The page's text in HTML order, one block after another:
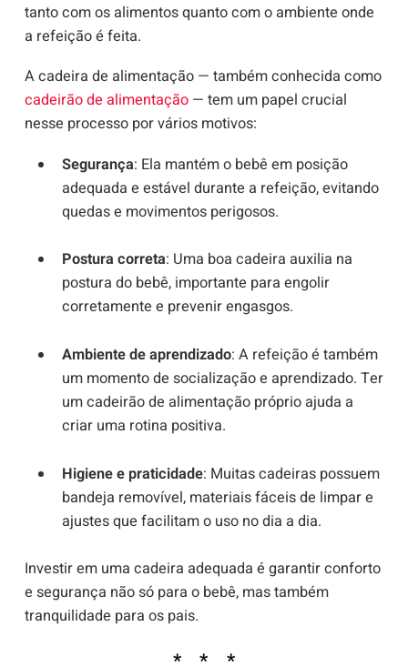
tanto com os alimentos quanto com o ambiente onde
a refeição é feita.
A cadeira de alimentação — também conhecida como
cadeirão de alimentação— tem um papel crucial
nesse processo por vários motivos:
Segurança: Ela mantém o bebê em posição
adequada e estável durante a refeição, evitando
quedas e movimentos perigosos.
Postura correta: Uma boa cadeira auxilia na
postura do bebê, importante para engolir
corretamente e prevenir engasgos.
Ambiente de aprendizado: A refeição é também
um momento de socialização e aprendizado. Ter
um cadeirão de alimentação próprio ajuda a
criar uma rotina positiva.
Higiene e praticidade: Muitas cadeiras possuem
bandeja removível, materiais fáceis de limpar e
ajustes que facilitam o uso no dia a dia.
Investir em uma cadeira adequada é garantir conforto
e segurança não só para o bebê, mas também
tranquilidade para os pais.